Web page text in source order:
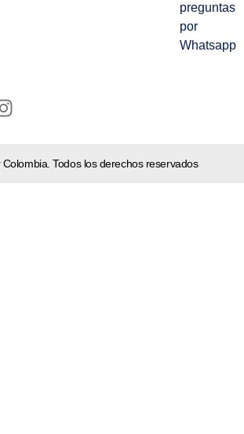
preguntas
por
Whatsapp
Todos los derechos reservados